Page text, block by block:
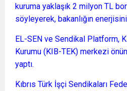
kuruma yaklaşık 2 milyon TL
söyleyerek, bakanlığın
EL-SEN ve Sendikal Platform,
Kurumu (KIB-TEK) merkezi
yaptı.
Kıbrıs Türk İşçi Sendikaları